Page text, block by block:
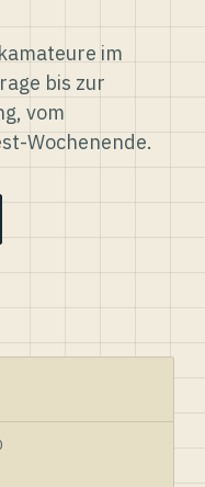
im
bis zur
vom
Wochenende.